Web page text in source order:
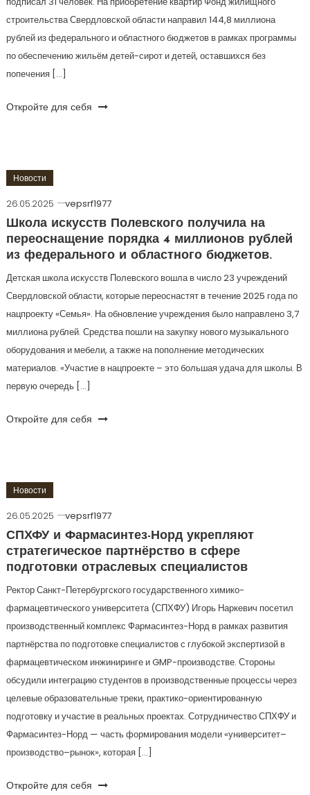
строительства Свердловской области направил 144,8 миллиона
рублей из федерального и областного бюджетов в рамках программы
по обеспечению жильём детей-сирот и детей, оставшихся без
попечения […]
Откройте для себя
Новости
26.05.2025
vepsrf1977
Школа искусств Полевского получила на
переоснащение порядка 4 миллионов рублей
из федерального и областного бюджетов.
Детская школа искусств Полевского вошла в число 23 учреждений
Свердловской области, которые переоснастят в течение 2025 года по
нацпроекту «Семья». На обновление учреждения было направлено 3,7
миллиона рублей. Средства пошли на закупку нового музыкального
оборудования и мебели, а также на пополнение методических
материалов. «Участие в нацпроекте – это большая удача для школы. В
первую очередь […]
Откройте для себя
Новости
26.05.2025
vepsrf1977
СПХФУ и Фармасинтез-Норд укрепляют
стратегическое партнёрство в сфере
подготовки отраслевых специалистов
Ректор Санкт-Петербургского государственного химико-
фармацевтического университета (СПХФУ) Игорь Наркевич посетил
производственный комплекс Фармасинтез-Норд в рамках развития
партнёрства по подготовке специалистов с глубокой экспертизой в
фармацевтическом инжиниринге и GMP-производстве. Стороны
обсудили интеграцию студентов в производственные процессы через
целевые образовательные треки, практико-ориентированную
подготовку и участие в реальных проектах. Сотрудничество СПХФУ и
Фармасинтез-Норд — часть формирования модели «университет–
производство–рынок», которая […]
Откройте для себя